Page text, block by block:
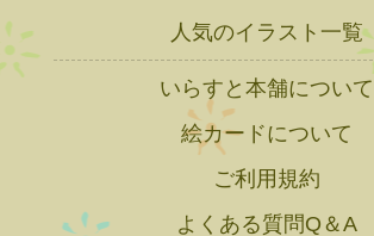
人気のイラスト一覧
いらすと本舗について
絵カードについて
ご利用規約
よくある質問Q＆A